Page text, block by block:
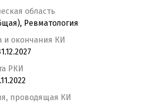
область
Ревматология
и окончания КИ
РКИ
проводящая КИ